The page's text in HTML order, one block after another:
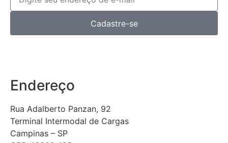
Cadastre-se
Endereço
Rua Adalberto Panzan, 92
Terminal Intermodal de Cargas
Campinas – SP